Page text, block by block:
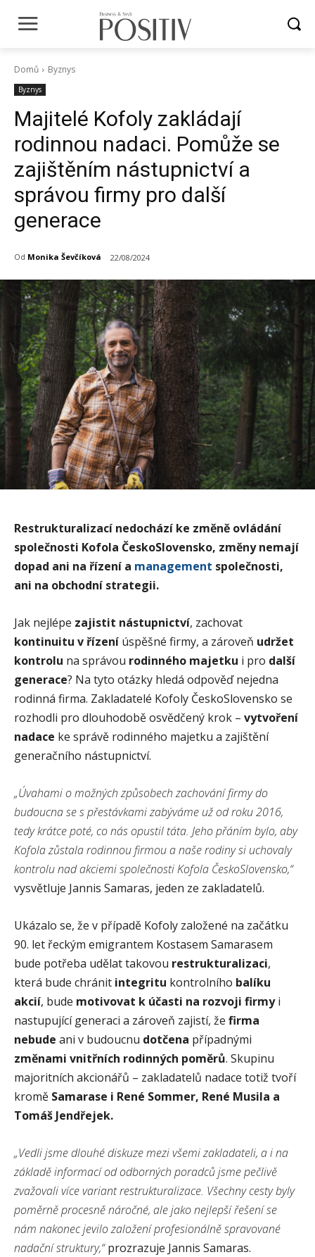
Domů Byznys
Byznys
Majitelé Kofoly zakládají
rodinnou nadaci. Pomůže se
zajištěním nástupnictví a
správou firmy pro další
generace
Od Monika Ševčíková 22/08/2024
Restrukturalizací nedochází ke změně ovládání
společnosti Kofola ČeskoSlovensko, změny nemají
dopad ani na řízení a management společnosti,
ani na obchodní strategii.
Jak nejlépe zajistit nástupnictví, zachovat
kontinuitu v řízení úspěšné firmy, a zároveň udržet
kontrolu na správou rodinného majetku i pro další
generace? Na tyto otázky hledá odpověď nejedna
rodinná firma. Zakladatelé Kofoly ČeskoSlovensko se
rozhodli pro dlouhodobě osvědčený krok – vytvoření
nadace ke správě rodinného majetku a zajištění
generačního nástupnictví.
„Úvahami o možných způsobech zachování firmy do
budoucna se s přestávkami zabýváme už od roku 2016,
tedy krátce poté, co nás opustil táta. Jeho přáním bylo, aby
Kofola zůstala rodinnou firmou a naše rodiny si uchovaly
kontrolu nad akciemi společnosti Kofola ČeskoSlovensko,“
vysvětluje Jannis Samaras, jeden ze zakladatelů.
Ukázalo se, že v případě Kofoly založené na začátku
90. let řeckým emigrantem Kostasem Samarasem
bude potřeba udělat takovou restrukturalizaci,
která bude chránit integritu kontrolního balíku
akcií, bude motivovat k účasti na rozvoji firmyi
nastupující generaci a zároveň zajistí, že firma
nebude ani v budoucnu dotčena případnými
změnami vnitřních rodinných poměrů. Skupinu
majoritních akcionářů – zakladatelů nadace totiž tvoří
kromě Samarase i René Sommer, René Musila a
Tomáš Jendřejek.
„Vedli jsme dlouhé diskuze mezi všemi zakladateli, a i na
základě informací od odborných poradců jsme pečlivě
zvažovali více variant restrukturalizace. Všechny cesty byly
poměrně procesně náročné, ale jako nejlepší řešení se
nám nakonec jevilo založení profesionálně spravované
nadační struktury,“prozrazuje Jannis Samaras.